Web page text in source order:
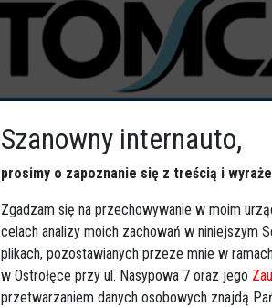
Szanowny internauto,
prosimy o zapoznanie się z treścią i
Zgadzam się na przechowywanie w moim
celach analizy moich zachowań w niniejszym
plikach, pozostawianych przeze mnie w
w Ostrołęce przy ul. Nasypowa 7 oraz jego
przetwarzaniem danych osobowych znajdą